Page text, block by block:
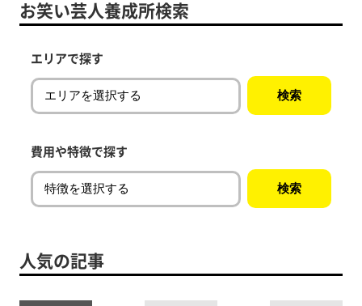
お笑い芸人養成所検索
エリアで探す
費用や特徴で探す
人気の記事